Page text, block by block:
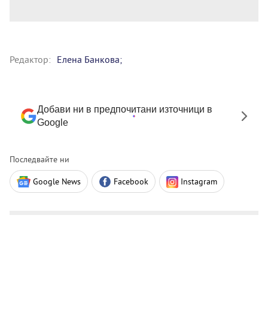
Редактор: Елена Банкова;
Добави ни в предпочитани източници в
Google
Последвайте ни
Google News Facebook Instagram